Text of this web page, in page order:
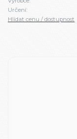
Určení:
Hlídat cenu / dostupnost